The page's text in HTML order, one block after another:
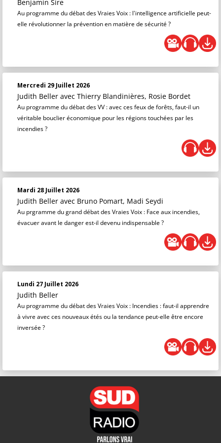
Benjamin Sire
Au programme du débat des Vraies Voix : l'intelligence artificielle peut-
elle révolutionner la prévention en matière de sécurité ?
Mercredi 29 Juillet 2026
Judith Beller avec Thierry Blandinières, Rosie Bordet
Au programme du débat des VV : avec ces feux de forêts, faut-il un
véritable bouclier économique pour les régions touchées par les
incendies ?
Mardi 28 Juillet 2026
Judith Beller avec Bruno Pomart, Madi Seydi
Au prgramme du grand débat des Vraies Voix : Face aux incendies,
évacuer avant le danger est-il devenu indispensable ?
Lundi 27 Juillet 2026
Judith Beller
Au programme du débat des Vraies Voix : Incendies : faut-il apprendre
à vivre avec ces nouveaux étés ou la tendance peut-elle être encore
inversée ?